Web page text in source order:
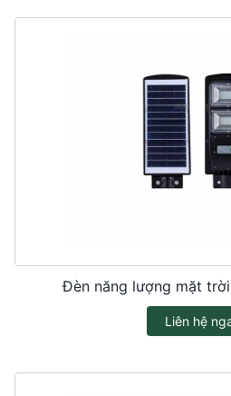
Đèn năng lượng mặt
Liên hệ